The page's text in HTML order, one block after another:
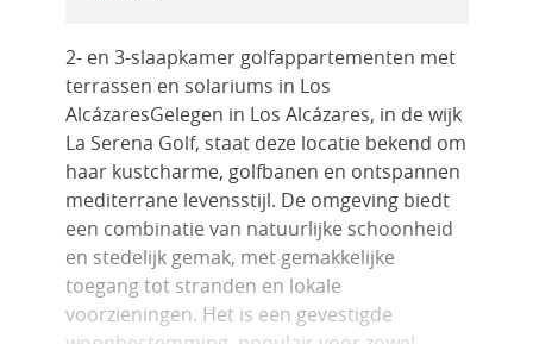
2- en 3-slaapkamer golfappartementen met
terrassen en solariums in Los
AlcázaresGelegen in Los Alcázares, in de wijk
La Serena Golf, staat deze locatie bekend om
haar kustcharme, golfbanen en ontspannen
mediterrane levensstijl. De omgeving biedt
een combinatie van natuurlijke schoonheid
en stedelijk gemak, met gemakkelijke
toegang tot stranden en lokale
voorzieningen. Het is een gevestigde